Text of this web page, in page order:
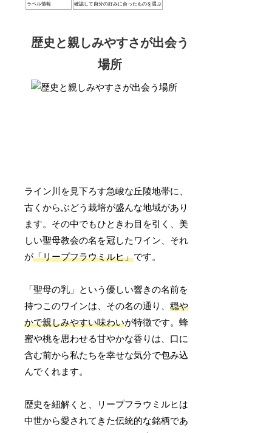
ラベル情報 確認して自分の好みに合ったものを選ぶ
歴史と親しみやすさが出会う
場所
ライン川を見下ろす急峻な丘陵地帯に、
古くからぶどう栽培が盛んな地域があり
ます。その中でもひときわ目を引く、美
しい聖母教会の名を冠したワイン、それ
が「リープフラウミルヒ」です。
「聖母の乳」という優しい響きの名前を
持つこのワインは、その名の通り、穏や
かで親しみやすい味わいが特徴です。蜂
蜜や桃を思わせる甘やかな香りは、口に
含む前から私たちを幸せな気分で包み込
んでくれます。
歴史を紐解くと、リープフラウミルヒは
中世から愛されてきた伝統的な銘柄であ